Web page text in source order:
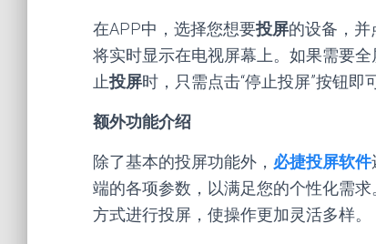
在APP中，选择您想要投屏的设备，并
将实时显示在电视屏幕上。如果需要
止投屏时，只需点击“停止投屏”按钮即
额外功能介绍
除了基本的投屏功能外， 必捷投屏软件
端的各项参数，以满足您的个性化需
方式进行投屏，使操作更加灵活多样。